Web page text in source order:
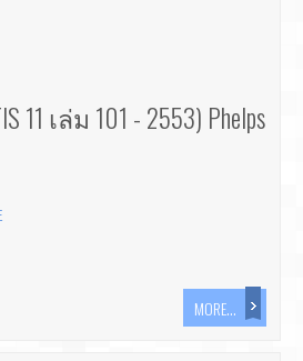
11 เล่ม 101 - 2553) Phelps
MORE...